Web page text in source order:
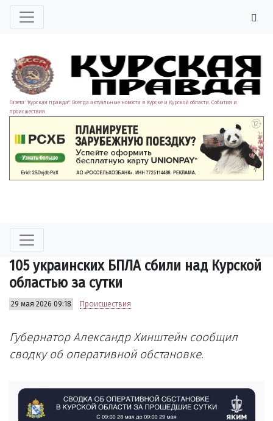
Газета "Курская правда". Всегда актуальные новости в Курске и Курской области. События и
происшествия.
105 украинских БПЛА сбили над Курской
областью за сутки
29 мая 2026 09:18 Происшествия
Губернатор Александр Хинштейн сообщил
сводку об оперативной обстановке.